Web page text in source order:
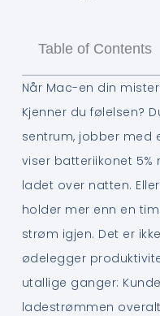
Table of Contents
Når Mac-en din
Kjenner du følelsen?
sentrum, jobber med
viser batteriikonet
ladet over natten.
holder mer enn en
strøm igjen. Det er
ødelegger
utallige ganger:
ladestrømmen